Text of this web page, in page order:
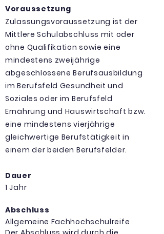
Voraussetzung
Zulassungsvoraussetzung ist der
Mittlere Schulabschluss mit oder
ohne Qualifikation sowie eine
mindestens zweijährige
abgeschlossene Berufsausbildung
im Berufsfeld Gesundheit und
Soziales oder im Berufsfeld
Ernährung und Hauswirtschaft bzw.
eine mindestens vierjährige
gleichwertige Berufstätigkeit in
einem der beiden Berufsfelder.
Dauer
1 Jahr
Abschluss
Allgemeine Fachhochschulreife